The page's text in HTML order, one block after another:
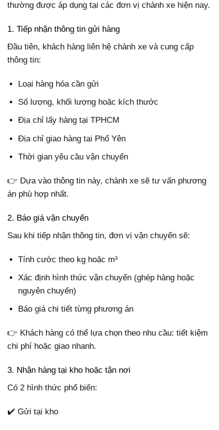
thường được áp dụng tại các đơn vị chành xe hiện nay.
1. Tiếp nhận thông tin gửi hàng
Đầu tiên, khách hàng liên hệ chành xe và cung cấp
thông tin:
Loại hàng hóa cần gửi
Số lượng, khối lượng hoặc kích thước
Địa chỉ lấy hàng tại TPHCM
Địa chỉ giao hàng tại Phổ Yên
Thời gian yêu cầu vận chuyển
👉 Dựa vào thông tin này, chành xe sẽ tư vấn phương
án phù hợp nhất.
2. Báo giá vận chuyển
Sau khi tiếp nhận thông tin, đơn vị vận chuyển sẽ:
Tính cước theo kg hoặc m³
Xác định hình thức vận chuyển (ghép hàng hoặc
nguyên chuyến)
Báo giá chi tiết từng phương án
👉 Khách hàng có thể lựa chọn theo nhu cầu: tiết kiệm
chi phí hoặc giao nhanh.
3. Nhận hàng tại kho hoặc tận nơi
Có 2 hình thức phổ biến:
✔️ Gửi tại kho